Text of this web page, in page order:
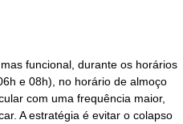
funcional, durante os horários
e 08h), no horário de almoço
com uma frequência maior,
A estratégia é evitar o colapso